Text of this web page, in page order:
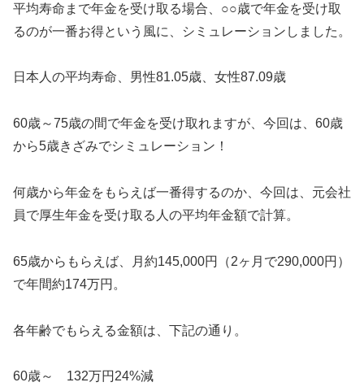
平均寿命まで年金を受け取る場合、○○歳で年金を受け取
るのが一番お得という風に、シミュレーションしました。
日本人の平均寿命、男性81.05歳、女性87.09歳
60歳～75歳の間で年金を受け取れますが、今回は、60歳
から5歳きざみでシミュレーション！
何歳から年金をもらえば一番得するのか、今回は、元会社
員で厚生年金を受け取る人の平均年金額で計算。
65歳からもらえば、月約145,000円（2ヶ月で290,000円）
で年間約174万円。
各年齢でもらえる金額は、下記の通り。
60歳～ 132万円24%減